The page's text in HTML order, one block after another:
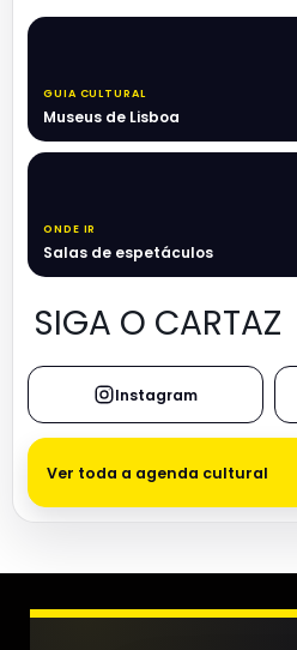
GUIA CULTURAL
Museus de Lisboa
ONDE IR
Salas de espetáculos
SIGA O CARTAZ
Instagram
Ver toda a agenda cultural